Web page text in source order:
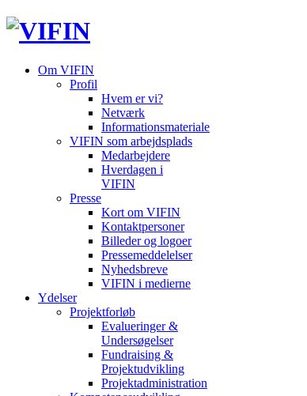
Om VIFIN
Profil
Hvem er vi?
Netværk
Informationsmateriale
VIFIN som arbejdsplads
Medarbejdere
Hverdagen i
VIFIN
Presse
Kort om VIFIN
Kontaktpersoner
Billeder og logoer
Pressemeddelelser
Nyhedsbreve
VIFIN i medierne
Ydelser
Projektforløb
Evalueringer &
Undersøgelser
Fundraising &
Projektudvikling
Projektadministration